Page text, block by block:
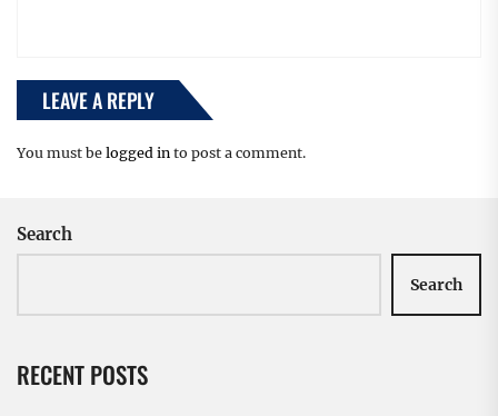
LEAVE A REPLY
You must be logged in to post a comment.
Search
Search
RECENT POSTS